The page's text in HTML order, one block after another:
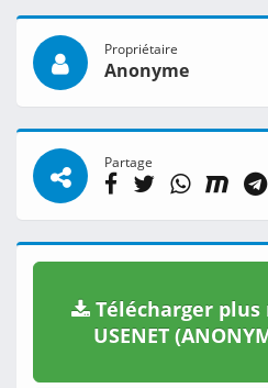
Propriétaire
Anonyme
Partage
Télécharger
USENET